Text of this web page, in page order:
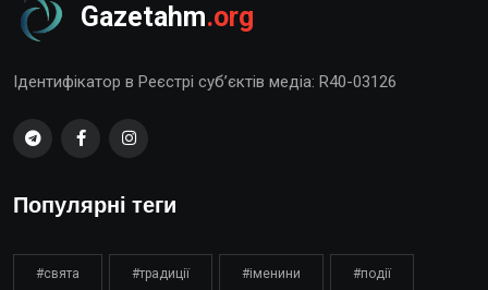
Gazetahm.org
Ідентифікатор в Реєстрі суб’єктів медіа: R40-03126
Популярні теги
#свята #традиції #іменини #події